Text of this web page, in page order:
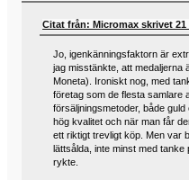
Citat från: Micromax skrivet 21
Jo, igenkänningsfaktorn är
jag misstänkte, att medaljerna
Moneta). Ironiskt nog, med
företag som de flesta samlare
försäljningsmetoder, både
hög kvalitet och när man får
ett riktigt trevligt köp. Men var
lättsålda, inte minst med
rykte.